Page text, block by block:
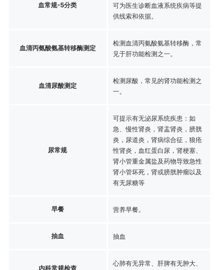
血常规-5分类
可为医生诊断血液系统疾病等提
供线索和依据。
血清丙氨酸氨基转移酶测定
检测血清丙氨酸氨基转移酶，常
见于肝功能检测之一。
血清尿酸测定
检测尿酸，常见的肾功能检测之
一。
尿常规
可提示有无泌尿系统疾患：如
急、慢性肾炎，肾盂肾炎，膀胱
炎，尿道炎，肾病综合征，狼疮
性肾炎，血红蛋白尿，肾梗塞、
肾小管重金属盐及药物导致急性
肾小管坏死，肾或膀胱肿瘤以及
有无尿糖等
早餐 营养早餐。
抽血 抽血
内科常规检查
心肺有无异常、肝脾有无肿大、